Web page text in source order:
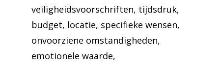
veiligheidsvoorschriften, tijdsdruk,
budget, locatie, specifieke wensen,
onvoorziene omstandigheden,
emotionele waarde,